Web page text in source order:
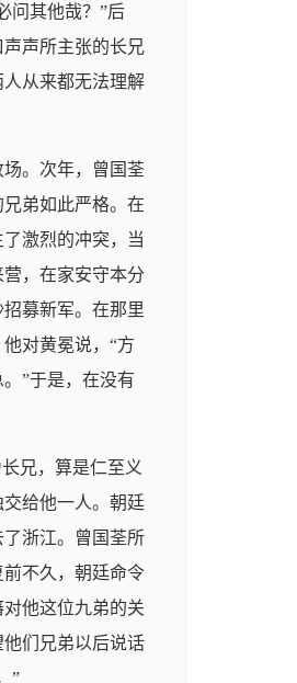
问其他哉？”后
声所主张的长兄
从来都无法理解
。次年，曾国荃
弟如此严格。在
激烈的冲突，当
，在家安守本分
募新军。在那里
对黄冕说，“方
”于是，在没有
兄，算是仁至义
给他一人。朝廷
浙江。曾国荃所
不久，朝廷命令
他这位九弟的关
们兄弟以后说话
”